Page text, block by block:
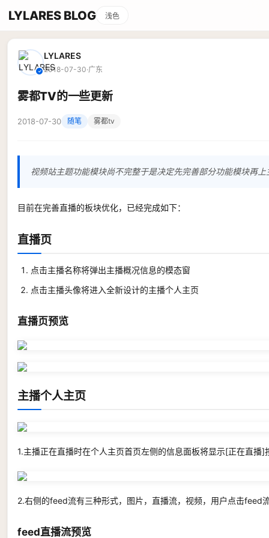
LYLARES BLOG 浅色
✓
LYLARES
2018-07-30·广东
雾都TV的一些更新
2018-07-30 随笔 雾都tv
视频站主题功能模块尚不完整于是决定先完善部分功能模块再上
目前在完善直播的板块优化，已经完成如下：
直播页
点击主播名称将弹出主播概况信息的模态窗
点击主播头像将进入全新设计的主播个人主页
直播页预览
主播个人主页
1.主播正在直播时在个人主页首页左侧的信息面板将显示[正在直
2.右侧的feed流有三种形式，图片，直播流，视频，用户点击feed
feed直播流预览